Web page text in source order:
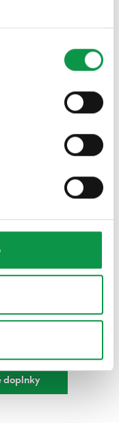
doplnky